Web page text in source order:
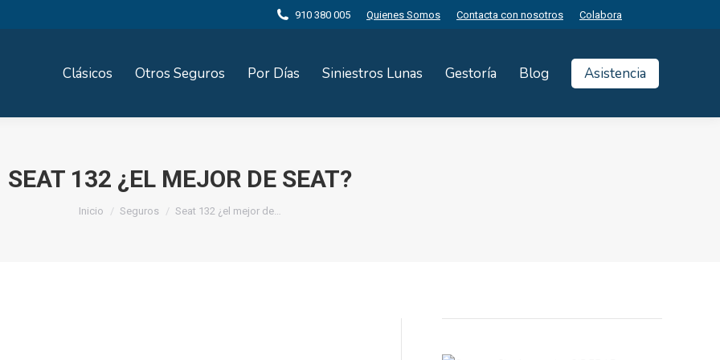
910 380 005 Quienes Somos Contacta con nosotros Colabora
Clásicos Otros Seguros Por Días Siniestros Lunas Gestoría Blog Asistencia
SEAT 132 ¿EL MEJOR DE SEAT?
Estás aquí:
Inicio Seguros Seat 132 ¿el mejor de…